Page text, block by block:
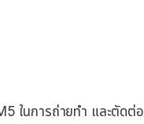
ในการถ่ายทำ และตัดต่อ